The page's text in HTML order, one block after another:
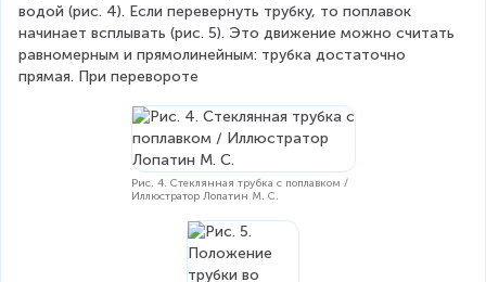
водой (рис. 4). Если перевернуть трубку, то поплавок
начинает всплывать (рис. 5). Это движение можно считать
равномерным и прямолинейным: трубка достаточно
прямая. При перевороте
Рис. 4. Стеклянная трубка с поплавком /
Иллюстратор Лопатин М. С.